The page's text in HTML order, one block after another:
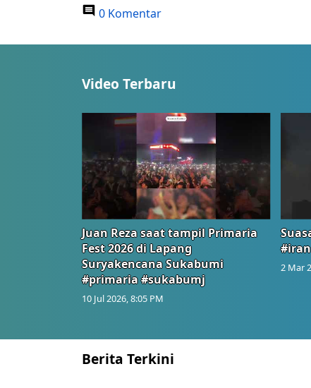
0 Komentar
Video Terbaru
Juan Reza saat tampil Primaria
Fest 2026 di Lapang
Suryakencana Sukabumi
#primaria #sukabumj
10 Jul 2026, 8:05 PM
2 Mar
Berita Terkini